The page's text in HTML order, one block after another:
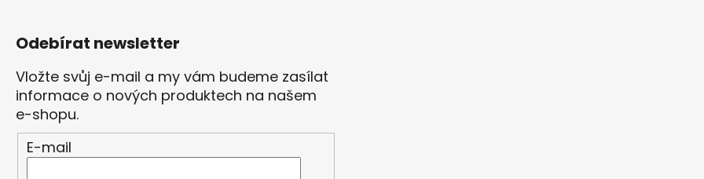
Odebírat newsletter
Vložte svůj e-mail a my vám budeme zasílat
informace o nových produktech na našem
e-shopu.
E-mail